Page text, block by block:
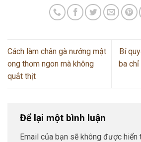
Cách làm chân gà nướng mật
ong thơm ngon mà không
quắt thịt
Bí
ba
Để lại một bình luận
Email của bạn sẽ không được hiển